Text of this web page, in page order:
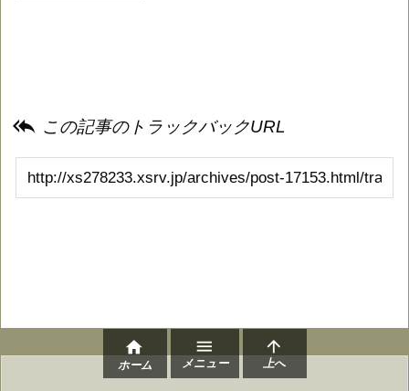
 この記事のトラックバックURL

ホーム

メニュー

上へ